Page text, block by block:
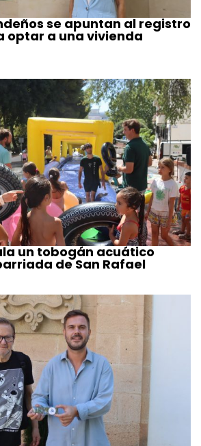
se apuntan al registro
optar a una vivienda
un tobogán acuático
de San Rafael